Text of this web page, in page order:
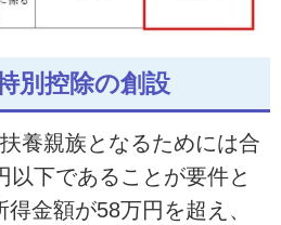
別控除の創設
養親族となるためには合
以下であることが要件と
金額が58万円を超え、